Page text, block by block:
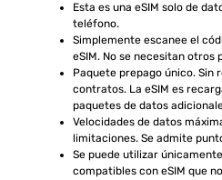
Esta es una eSIM solo de
teléfono.
Simplemente escanee el
eSIM. No se necesitan
Paquete prepago único. Sin
contratos. La eSIM es
paquetes de datos
Velocidades de datos
limitaciones. Se admite
Se puede utilizar
compatibles con eSIM que